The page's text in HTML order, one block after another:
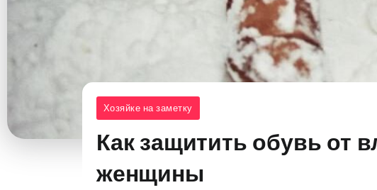
Хозяйке на заметку
Как защитить обувь от
женщины